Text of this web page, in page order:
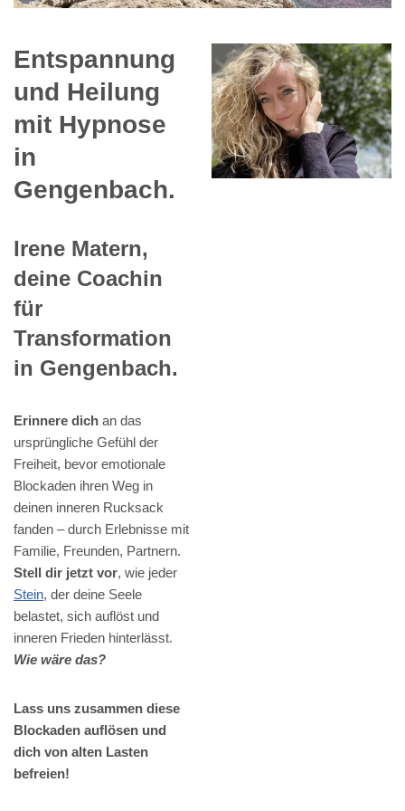
Entspannung
und Heilung
mit Hypnose
in
Gengenbach.
Irene Matern,
deine Coachin
für
Transformation
in Gengenbach.
Erinnere dich an das
ursprüngliche Gefühl der
Freiheit, bevor emotionale
Blockaden ihren Weg in
deinen inneren Rucksack
fanden – durch Erlebnisse mit
Familie, Freunden, Partnern.
Stell dir jetzt vor, wie jeder
Stein, der deine Seele
belastet, sich auflöst und
inneren Frieden hinterlässt.
Wie wäre das?
Lass uns zusammen diese
Blockaden auflösen und
dich von alten Lasten
befreien!